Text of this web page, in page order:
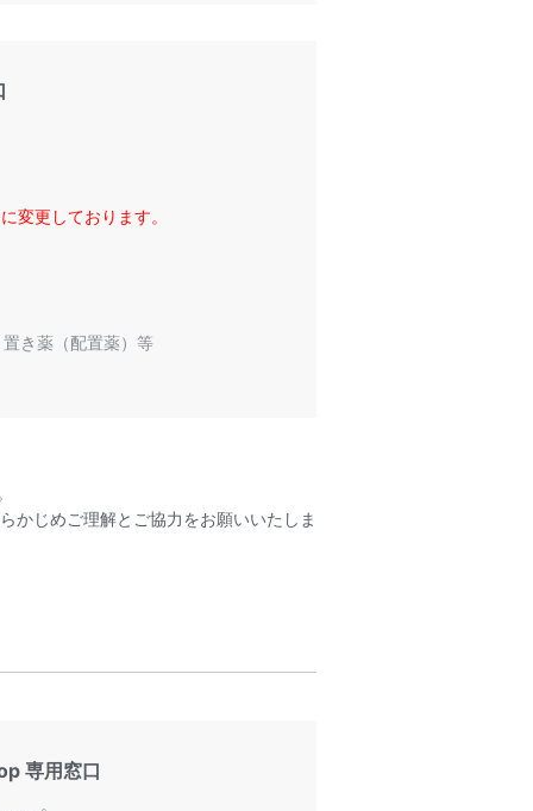
変更しております。
き薬（配置薬）等
かじめご理解とご協力をお願いいたしま
専用窓口